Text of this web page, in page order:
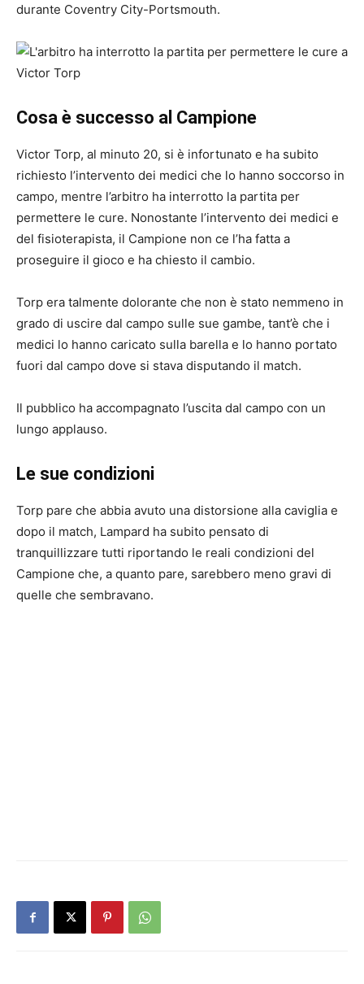
durante Coventry City-Portsmouth.
Cosa è successo al Campione
Victor Torp, al minuto 20, si è infortunato e ha subito
richiesto l’intervento dei medici che lo hanno soccorso in
campo, mentre l’arbitro ha interrotto la partita per
permettere le cure. Nonostante l’intervento dei medici e
del fisioterapista, il Campione non ce l’ha fatta a
proseguire il gioco e ha chiesto il cambio.
Torp era talmente dolorante che non è stato nemmeno in
grado di uscire dal campo sulle sue gambe, tant’è che i
medici lo hanno caricato sulla barella e lo hanno portato
fuori dal campo dove si stava disputando il match.
Il pubblico ha accompagnato l’uscita dal campo con un
lungo applauso.
Le sue condizioni
Torp pare che abbia avuto una distorsione alla caviglia e
dopo il match, Lampard ha subito pensato di
tranquillizzare tutti riportando le reali condizioni del
Campione che, a quanto pare, sarebbero meno gravi di
quelle che sembravano.